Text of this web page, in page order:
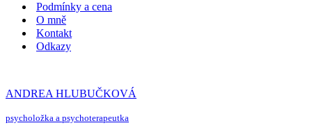
Podmínky a cena
O mně
Kontakt
Odkazy
ANDREA HLUBUČKOVÁ
psycholožka a psychoterapeutka